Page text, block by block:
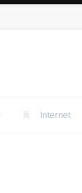
Internet